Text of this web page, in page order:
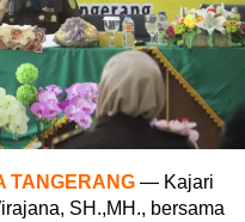
TANGERANG — Kajari
SH.,MH., bersama